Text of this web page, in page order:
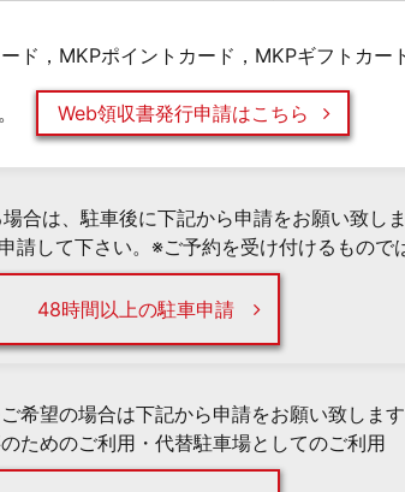
ド，MKPポイントカード，MKPギフトカー
Web領収書発行申請はこちら
合は、駐車後に下記から申請をお願い致し
請して下さい。※ご予約を受け付けるもので
48時間以上の駐車申請
希望の場合は下記から申請をお願い致しま
のためのご利用・代替駐車場としてのご利用